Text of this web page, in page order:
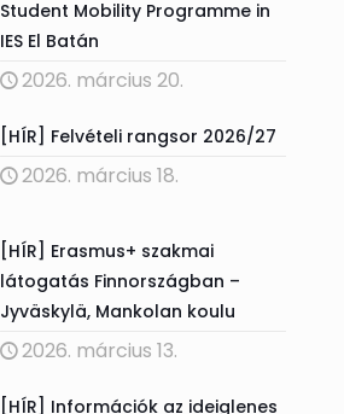
Student Mobility Programme in
IES El Batán
2026. március 20.
[HÍR] Felvételi rangsor 2026/27
2026. március 18.
[HÍR] Erasmus+ szakmai
látogatás Finnországban –
Jyväskylä, Mankolan koulu
2026. március 13.
[HÍR] Információk az ideiglenes